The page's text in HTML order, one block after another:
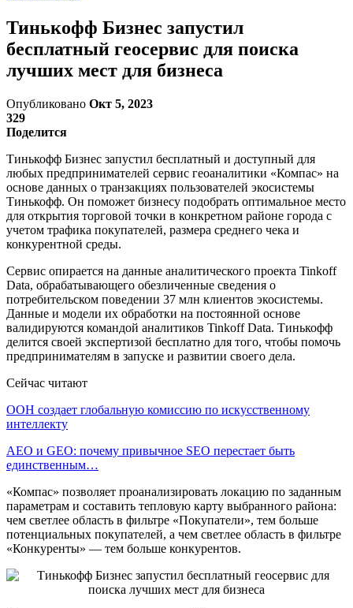
Тинькофф Бизнес запустил
бесплатный геосервис для поиска
лучших мест для бизнеса
Опубликовано Окт 5, 2023
329
Поделится
Тинькофф Бизнес запустил бесплатный и доступный для
любых предпринимателей сервис геоаналитики «Компас» на
основе данных о транзакциях пользователей экосистемы
Тинькофф. Он поможет бизнесу подобрать оптимальное место
для открытия торговой точки в конкретном районе города с
учетом трафика покупателей, размера среднего чека и
конкурентной среды.
Сервис опирается на данные аналитического проекта Tinkoff
Data, обрабатывающего обезличенные сведения о
потребительском поведении 37 млн клиентов экосистемы.
Данные и модели их обработки на постоянной основе
валидируются командой аналитиков Tinkoff Data. Тинькофф
делится своей экспертизой бесплатно для того, чтобы помочь
предпринимателям в запуске и развитии своего дела.
Сейчас читают
ООН создает глобальную комиссию по искусственному
интеллекту
AEO и GEO: почему привычное SEO перестает быть
единственным…
«Компас» позволяет проанализировать локацию по заданным
параметрам и составить тепловую карту выбранного района:
чем светлее область в фильтре «Покупатели», тем больше
потенциальных покупателей, а чем светлее область в фильтре
«Конкуренты» — тем больше конкурентов.